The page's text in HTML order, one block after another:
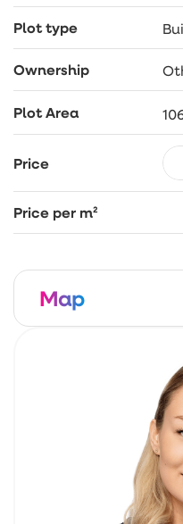
oraz budynki rekreacji
letniskowe), domy
prezentację!
Plot type
Ownership
Plot Area
Price
Price per m²
Map